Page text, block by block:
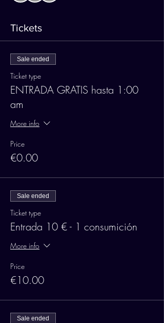
Tickets
Sale ended
Ticket type
ENTRADA GRATIS hasta 1:00
am
More info
Price
€0.00
Sale ended
Ticket type
Entrada 10 € - 1 consumición
More info
Price
€10.00
Sale ended